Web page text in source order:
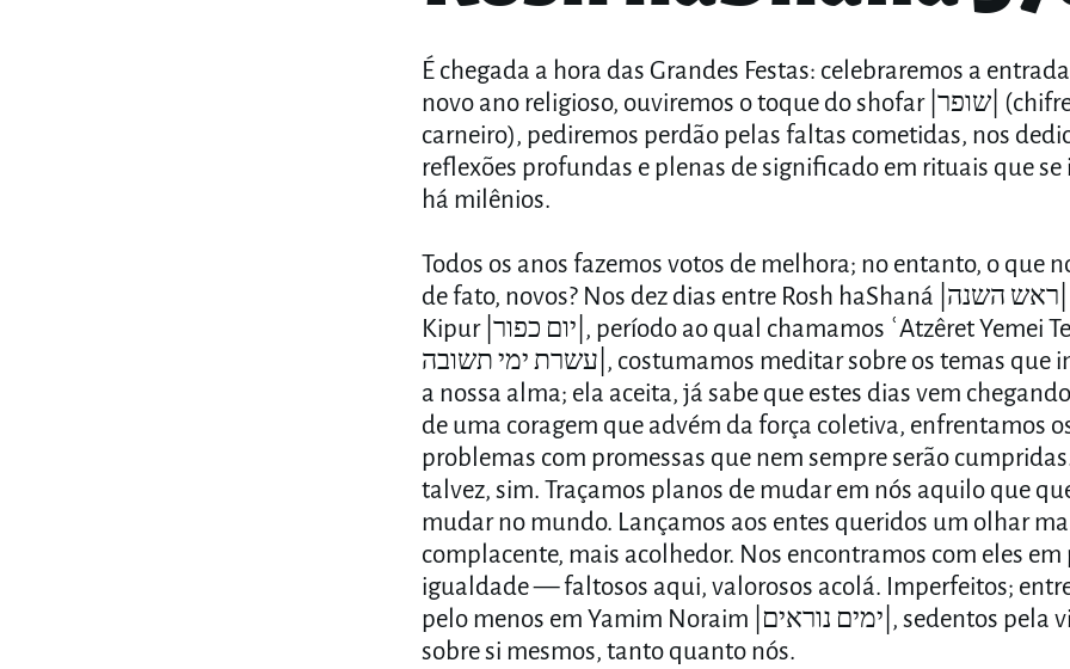
É chegada a hora das Grandes Festas: celebraremos a
novo ano religioso, ouviremos o toque do shofar |שופר| (chifre de
carneiro), pediremos perdão pelas faltas cometidas, nos
reflexões profundas e plenas de significado em rituais que
há milênios.
Todos os anos fazemos votos de melhora; no entanto, o que
de fato, novos? Nos dez dias entre Rosh haShaná |ראש השנה| e Yom
Kipur |יום כפור|, período ao qual chamamos ʿAtzêret Yemei Teshuvá |
עשרת ימי תשובה|, costumamos meditar sobre os temas que incomodam
a nossa alma; ela aceita, já sabe que estes dias vem
de uma coragem que advém da força coletiva, enfrentamos
problemas com promessas que nem sempre serão
talvez, sim. Traçamos planos de mudar em nós aquilo que
mudar no mundo. Lançamos aos entes queridos um olhar
complacente, mais acolhedor. Nos encontramos com eles em
igualdade — faltosos aqui, valorosos acolá. Imperfeitos;
pelo menos em Yamim Noraim |ימים נוראים|, sedentos pela vitória
sobre si mesmos, tanto quanto nós.